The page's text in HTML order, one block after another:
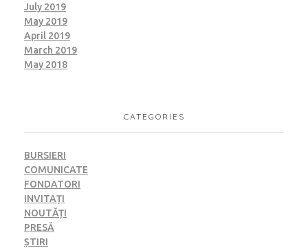
July 2019
May 2019
April 2019
March 2019
May 2018
CATEGORIES
BURSIERI
COMUNICATE
FONDATORI
INVITAȚI
NOUTĂȚI
PRESĂ
ȘTIRI